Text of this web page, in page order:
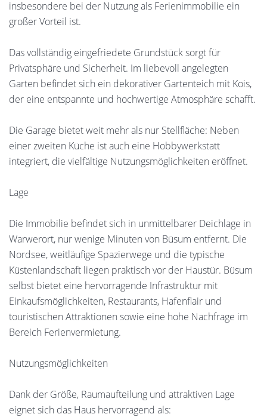
insbesondere bei der Nutzung als Ferienimmobilie ein
großer Vorteil ist.
Das vollständig eingefriedete Grundstück sorgt für
Privatsphäre und Sicherheit. Im liebevoll angelegten
Garten befindet sich ein dekorativer Gartenteich mit Kois,
der eine entspannte und hochwertige Atmosphäre schafft.
Die Garage bietet weit mehr als nur Stellfläche: Neben
einer zweiten Küche ist auch eine Hobbywerkstatt
integriert, die vielfältige Nutzungsmöglichkeiten eröffnet.
Lage
Die Immobilie befindet sich in unmittelbarer Deichlage in
Warwerort, nur wenige Minuten von Büsum entfernt. Die
Nordsee, weitläufige Spazierwege und die typische
Küstenlandschaft liegen praktisch vor der Haustür. Büsum
selbst bietet eine hervorragende Infrastruktur mit
Einkaufsmöglichkeiten, Restaurants, Hafenflair und
touristischen Attraktionen sowie eine hohe Nachfrage im
Bereich Ferienvermietung.
Nutzungsmöglichkeiten
Dank der Größe, Raumaufteilung und attraktiven Lage
eignet sich das Haus hervorragend als: